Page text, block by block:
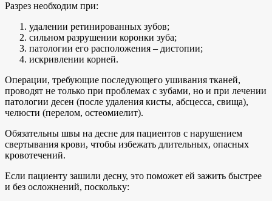
Разрез необходим при:
удалении ретинированных зубов;
сильном разрушении коронки зуба;
патологии его расположения – дистопии;
искривлении корней.
Операции, требующие последующего ушивания тканей,
проводят не только при проблемах с зубами, но и при лечении
патологии десен (после удаления кисты, абсцесса, свища),
челюсти (перелом, остеомиелит).
Обязательны швы на десне для пациентов с нарушением
свертывания крови, чтобы избежать длительных, опасных
кровотечений.
Если пациенту зашили десну, это поможет ей зажить быстрее
и без осложнений, поскольку: